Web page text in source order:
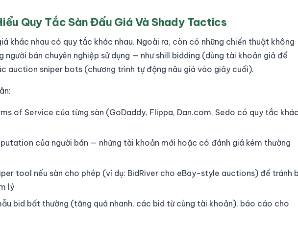
Quy Tắc Sàn Đấu Giá Và Shady Tactics
khác nhau có quy tắc khác nhau. Ngoài ra, còn có những chiến thuật không
người bán chuyên nghiệp sử dụng — như shill bidding (dùng tài khoản giả để
auction sniper bots (chương trình tự động nâu giá vào giây cuối).
of Service của từng sàn (GoDaddy, Flippa, Dan.com, Sedo có quy tắc khác
của người bán — những tài khoản mới hoặc có đánh giá kém thường
tool nếu sàn cho phép (ví dụ: BidRiver cho eBay-style auctions) để tránh
lý
bid bất thường (tăng quá nhanh, các bid từ cùng tài khoản), báo cáo cho